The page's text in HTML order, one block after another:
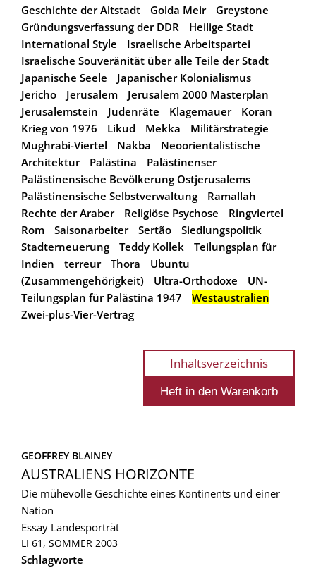
Geschichte der Altstadt
Golda Meir
Greystone
Gründungsverfassung der DDR
Heilige Stadt
International Style
Israelische Arbeitspartei
Israelische Souveränität über alle Teile der Stadt
Japanische Seele
Japanischer Kolonialismus
Jericho
Jerusalem
Jerusalem 2000 Masterplan
Jerusalemstein
Judenräte Klagemauer
Koran
Krieg von 1976
Likud Mekka
Militärstrategie
Mughrabi-Viertel
Nakba
Neoorientalistische
Architektur
Palästina
Palästinenser
Palästinensische Bevölkerung Ostjerusalems
Palästinensische Selbstverwaltung
Ramallah
Rechte der Araber
Religiöse Psychose
Ringviertel
Rom
Saisonarbeiter Sertão
Siedlungspolitik
Stadterneuerung
Teddy Kollek
Teilungsplan für
Indien
terreur Thora
Ubuntu
(Zusammengehörigkeit)
Ultra-Orthodoxe
UN-
Teilungsplan für Palästina 1947
Westaustralien
Zwei-plus-Vier-Vertrag
Inhaltsverzeichnis
GEOFFREY BLAINEY
AUSTRALIENS HORIZONTE
Die mühevolle Geschichte eines Kontinents und einer
Nation
Essay Landesporträt
LI 61, SOMMER 2003
Schlagworte